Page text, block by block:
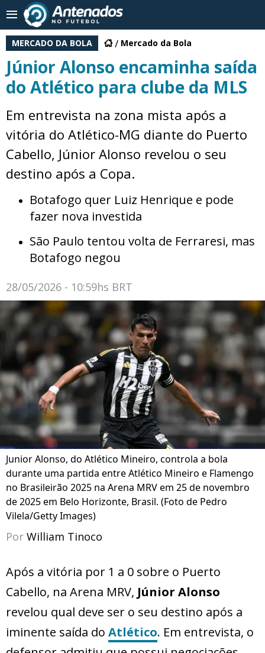
MERCADO DA BOLA Mercado da Bola
Júnior Alonso encaminha saída
do Atlético para clube da MLS
Em entrevista na zona mista após a
vitória do Atlético-MG diante do Puerto
Cabello, Júnior Alonso revelou o seu
destino após a Copa.
Botafogo quer Luiz Henrique e pode
fazer nova investida
São Paulo tentou volta de Ferraresi, mas
Botafogo negou
28/05/2026 - 10:59hs BRT
Junior Alonso, do Atlético Mineiro, controla a bola
durante uma partida entre Atlético Mineiro e Flamengo
no Brasileirão 2025 na Arena MRV em 25 de novembro
de 2025 em Belo Horizonte, Brasil. (Foto de Pedro
Vilela/Getty Images)
Por William Tinoco
Após a vitória por 1 a 0 sobre o Puerto
Cabello, na Arena MRV, Júnior Alonso
revelou qual deve ser o seu destino após a
iminente saída do Atlético. Em entrevista, o